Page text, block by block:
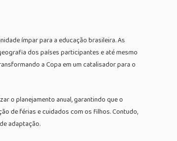
ímpar para a educação brasileira. As
dos países participantes e até mesmo
a Copa em um catalisador para o
o planejamento anual, garantindo que o
de férias e cuidados com os filhos. Contudo,
adaptação.